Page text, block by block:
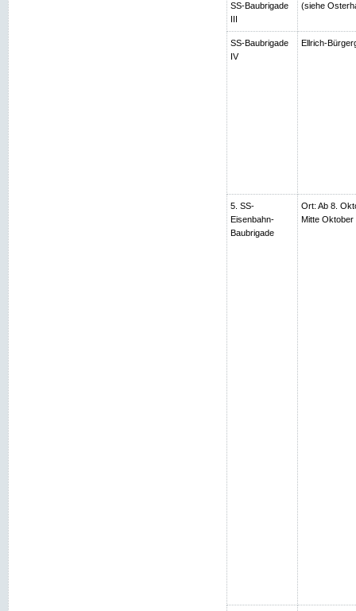
SS-Baubrigade
III
(siehe
SS-Baubrigade
IV
Ellrich-
5. SS-
Eisenbahn-
Baubrigade
Ort: Ab 8.
Mitte